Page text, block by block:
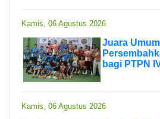
Kamis, 06 Agustus 2026
Juara
bagi PTPN
Kamis, 06 Agustus 2026